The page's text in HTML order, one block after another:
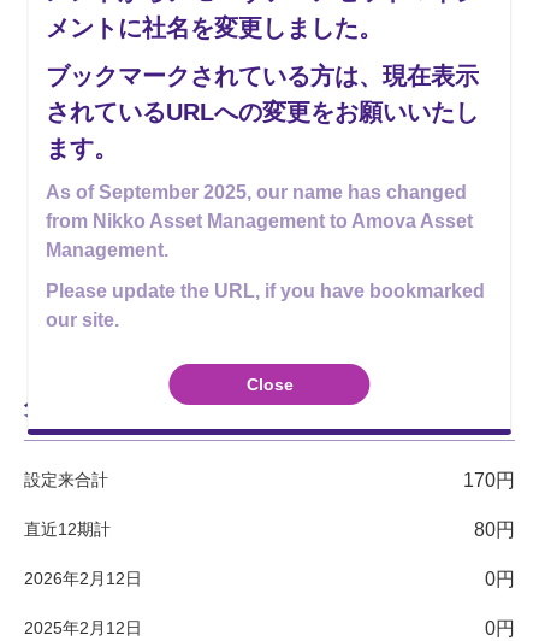
0
26年07月
25年10月 26年04月
基準価額
分配金(税引前)
分配金実績 （税引前・1万口当たり）
設定来合計 170円
直近12期計 80円
2026年2月12日 0円
2025年2月12日 0円
メントに社名を変更しました。
ブックマークされている方は、現在表示
されているURLへの変更をお願いいたし
ます。
As of September 2025, our name has changed
from Nikko Asset Management to Amova Asset
Management.
Please update the URL, if you have bookmarked
our site.
Close